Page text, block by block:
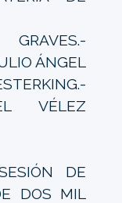
ÁNGEL
VÉLEZ
DE
DOS MIL